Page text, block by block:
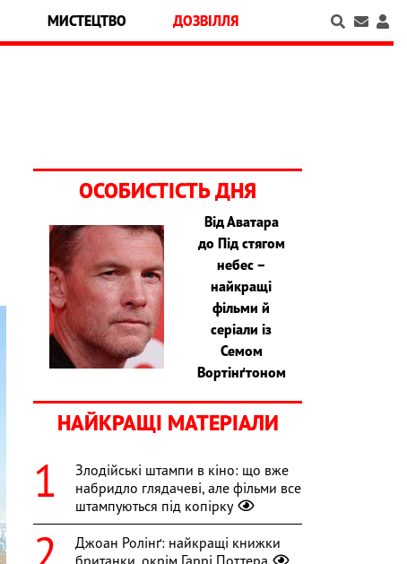
МИСТЕЦТВО ДОЗВІЛЛЯ
ОСОБИСТІСТЬ ДНЯ
Від Аватара
до Під стягом
небес –
найкращі
фільми й
серіали із
Семом
Вортінґтоном
НАЙКРАЩІ МАТЕРІАЛИ
Злодійські штампи в кіно: що вже
набридло глядачеві, але фільми все
штампуються під копірку
Джоан Ролінґ: найкращі книжки